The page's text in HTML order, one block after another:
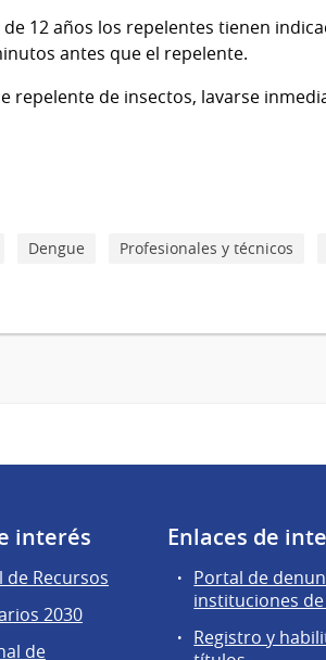
12 años los repelentes tienen
antes que el repelente.
repelente de insectos, lavarse
Dengue Profesionales y técnicos
interés
de Recursos
2030
de
Enlaces de
Portal de
instituciones
Registro y